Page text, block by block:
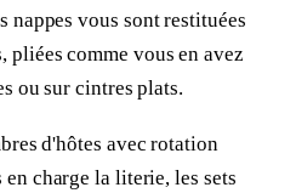
nappes vous sont restituées
pliées comme vous en avez
ou sur cintres plats.
d'hôtes avec rotation
charge la literie, les sets